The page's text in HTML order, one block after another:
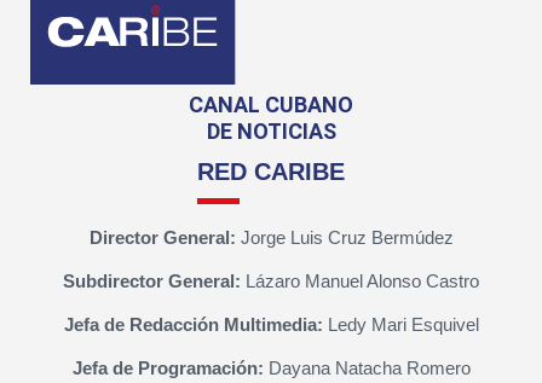
CANAL CUBANO
DE NOTICIAS
RED CARIBE
Director General: Jorge Luis Cruz Bermúdez
Subdirector General: Lázaro Manuel Alonso Castro
Jefa de Redacción Multimedia: Ledy Mari Esquivel
Jefa de Programación: Dayana Natacha Romero